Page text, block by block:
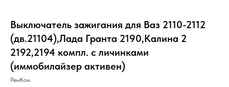
Выключатель зажигания для Ваз 2110-2112
(дв.21104),Лада Гранта 2190,Калина 2
2192,2194 компл. с личинками
(иммобилайзер активен)
РемКом